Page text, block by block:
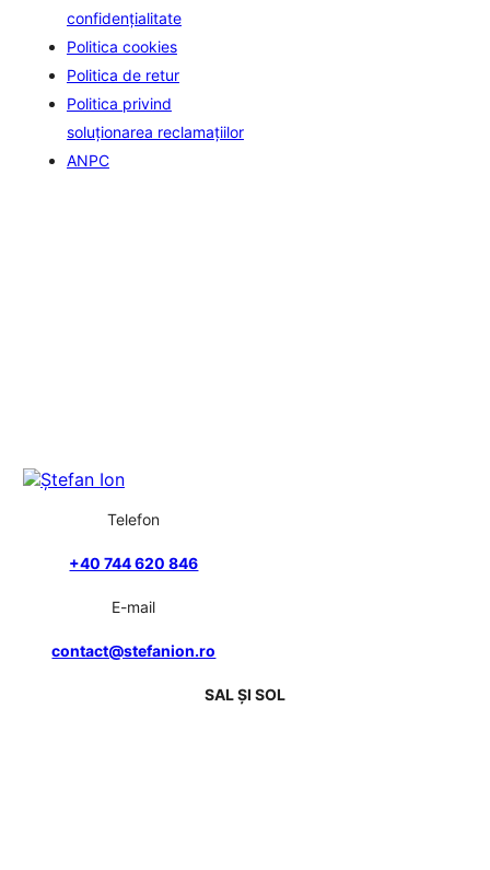
confidenţialitate
Politica cookies
Politica de retur
Politica privind
soluționarea reclamațiilor
ANPC
Telefon
+40 744 620 846
E-mail
contact@stefanion.ro
SAL ȘI SOL